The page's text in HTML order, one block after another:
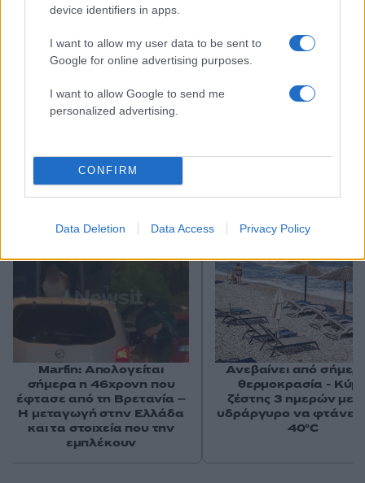
device identifiers in apps.
I want to allow my user data to be sent to
Google for online advertising purposes.
I want to allow Google to send me
personalized advertising.
CONFIRM
Data Deletion Data Access Privacy Policy
Αν τα χάσατε
Marfin: Απολογείται
σήμερα η 46χρονη που
έφτασε από τη Βρετανία –
Η μεταγωγή στην Ελλάδα
και τα στοιχεία που την
εμπλέκουν
Ανεβαίνει από
θερμοκρασία -
ζέστης 3 ημερών με
υδράργυρο να φτάνει
40°C